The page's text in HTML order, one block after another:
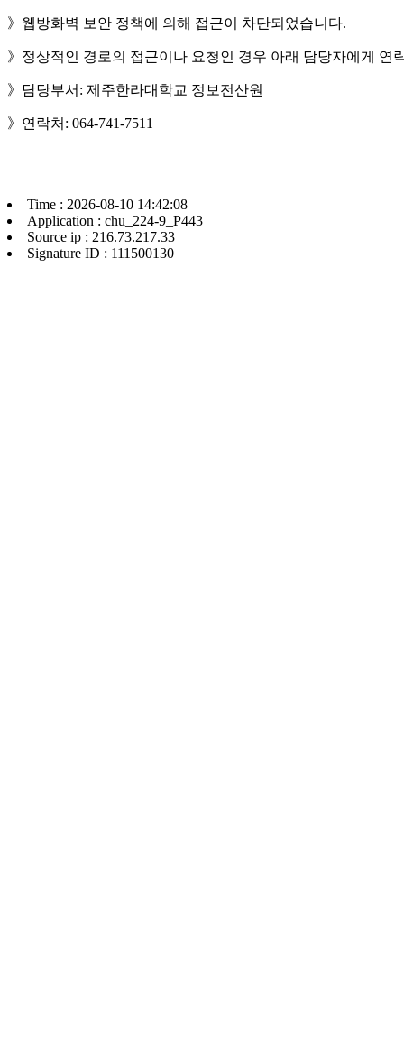
》웹방화벽 보안 정책에 의해 접근이 차단되었습니다.
》정상적인 경로의 접근이나 요청인 경우 아래 담당자에게 연
》담당부서: 제주한라대학교 정보전산원
》연락처: 064-741-7511
Time : 2026-08-10 14:42:08
Application : chu_224-9_P443
Source ip : 216.73.217.33
Signature ID : 111500130